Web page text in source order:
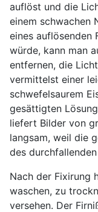
auflöst und die
einem schwachen
eines auflösenden
würde, kann man
entfernen, die
vermittelst einer
schwefelsaurem
gesättigten
liefert Bilder von
langsam, weil die
des
Nach der Fixirung
waschen, zu
versehen. Der